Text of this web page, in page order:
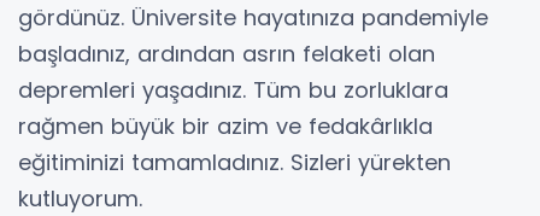
gördünüz. Üniversite hayatınıza pandemiyle
başladınız, ardından asrın felaketi olan
depremleri yaşadınız. Tüm bu zorluklara
rağmen büyük bir azim ve fedakârlıkla
eğitiminizi tamamladınız. Sizleri yürekten
kutluyorum.